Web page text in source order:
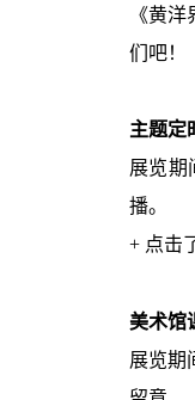
《黄
们吧！
主题定
展览期
播。
+ 点击
美术馆
展览期